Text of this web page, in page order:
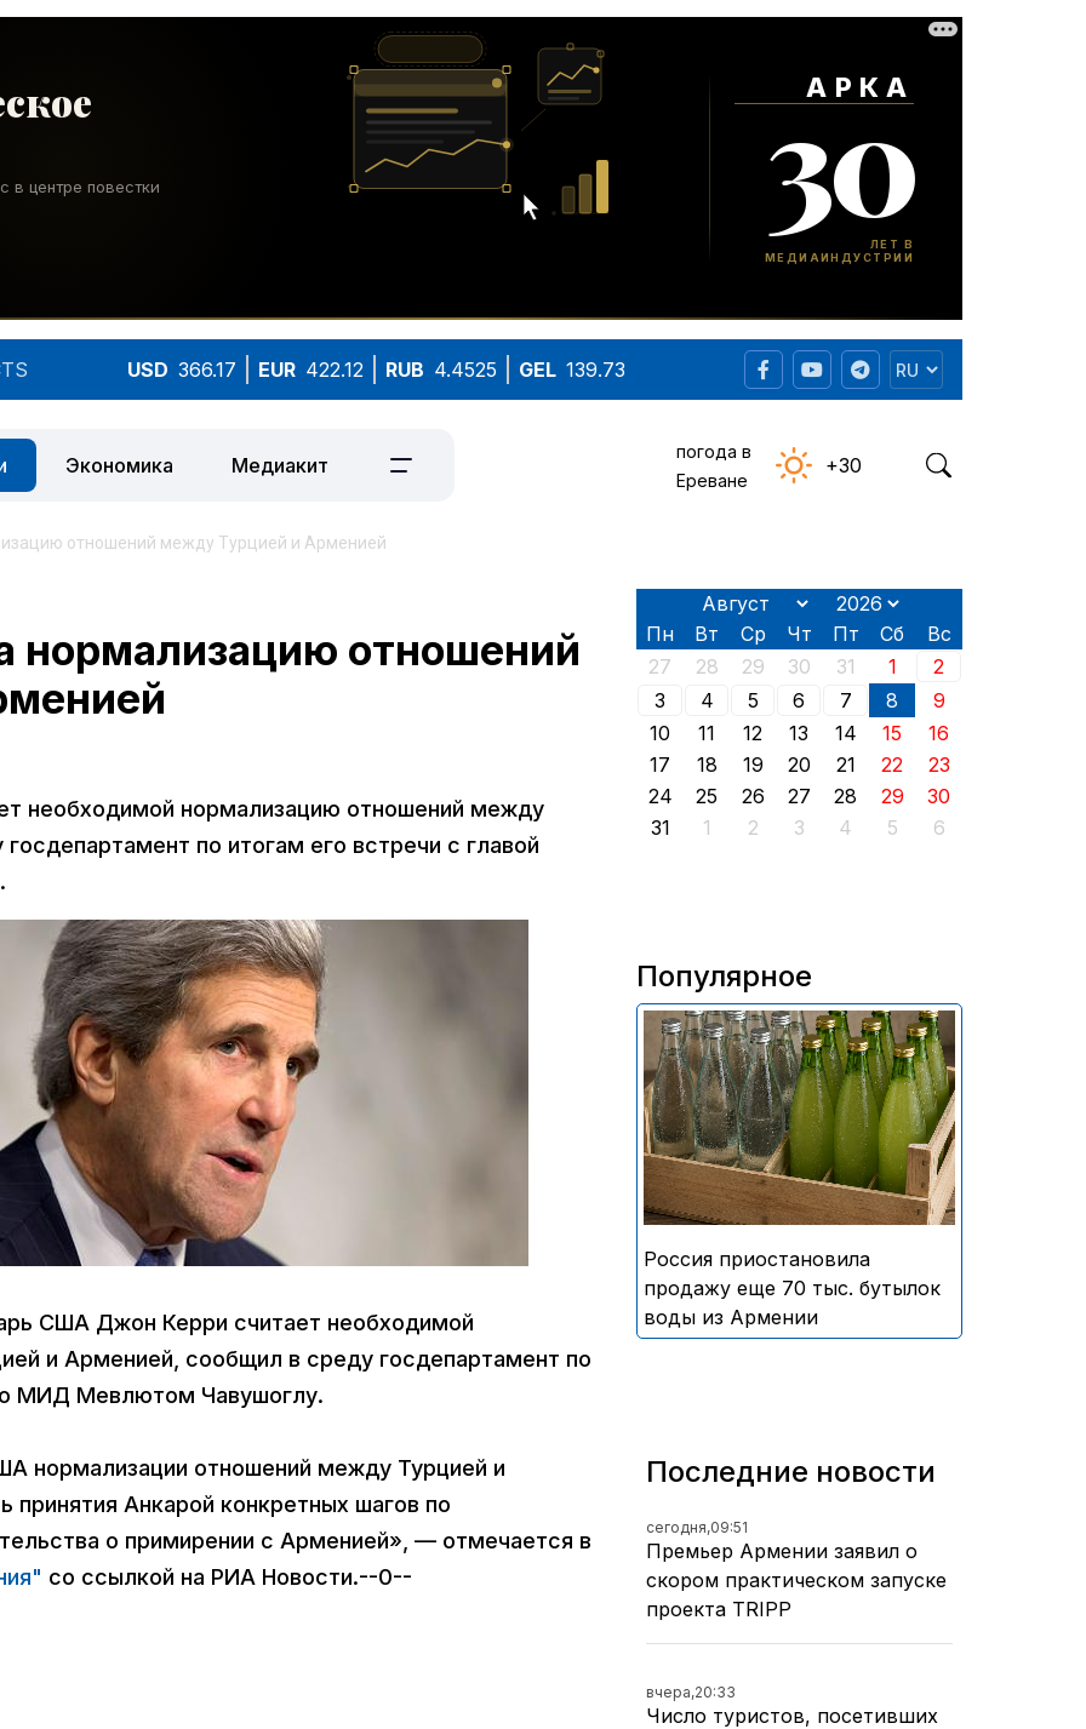
USD 366.17 EUR 422.12 RUB 4.4525 GEL 139.73
Экономика Медиакит
погода в
Ереване
+30
отношений между Турцией и Арменией
нормализацию отношений
необходимой нормализацию отношений между
по итогам его встречи с главой
США Джон Керри считает необходимой
и Арменией, сообщил в среду госдепартамент по
МИД Мевлютом Чавушоглу.
нормализации отношений между Турцией и
Анкарой конкретных шагов по
о примирении с Арменией», — отмечается в
со ссылкой на РИА Новости.--0--
Пн Вт Ср Чт Пт Сб
Вс
27
28 29 30 31 1
2
3
4 5 6 7 8
9
10
11 12 13 14 15
16
17
18 19 20 21 22
23
24
25 26 27 28 29
30
31
1 2 3 4 5 6
Популярное
В России приостановили
продажу более 70 тыс.
бутылок питьевой воды и
безалкогольных напитков
армянского производства
Россия приостановила
продажу еще 70 тыс. бутылок
воды из Армении
Последние новости
сегодня,09:51
Премьер Армении заявил о
скором практическом запуске
проекта TRIPP
вчера,20:33
Число туристов, посетивших